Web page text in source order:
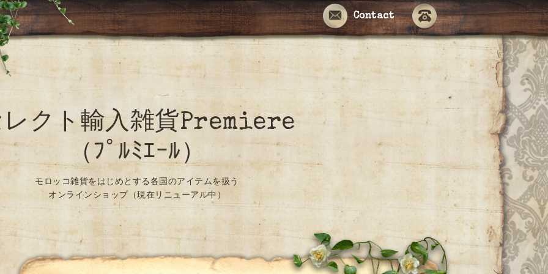
Contact
レクト輸入雑貨Premiere
（ﾌﾟﾙﾐｴｰﾙ）
モロッコ雑貨をはじめとする各国のアイテムを扱う
オンラインショップ（現在リニューアル中）